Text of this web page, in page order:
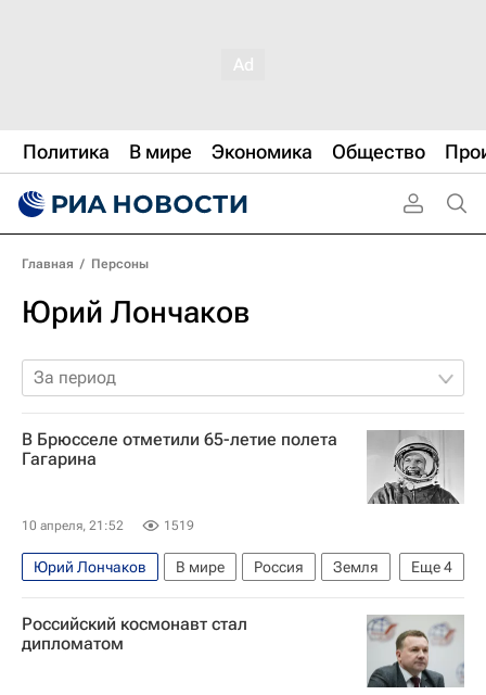
Политика В мире Экономика Общество
Главная / Персоны
Юрий Лончаков
За период
В Брюсселе отметили 65-летие полета
Гагарина
10 апреля, 21:52 1519
Еще4
Юрий Лончаков В мире Россия
Земля
Брюссель
Юрий Гагарин (космонавт)
Денис Гончар
СНГ
Российский космонавт стал
дипломатом